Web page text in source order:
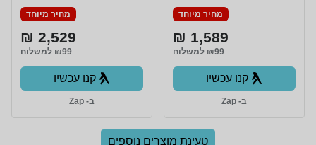
מחיר מיוחד
1,589 ₪
₪99 למשלוח
קנו עכשיו
ב- Zap
מחיר מיוחד
2,529 ₪
₪99 למשלוח
קנו עכשיו
ב- Zap
טעינת מוצרים נוספים